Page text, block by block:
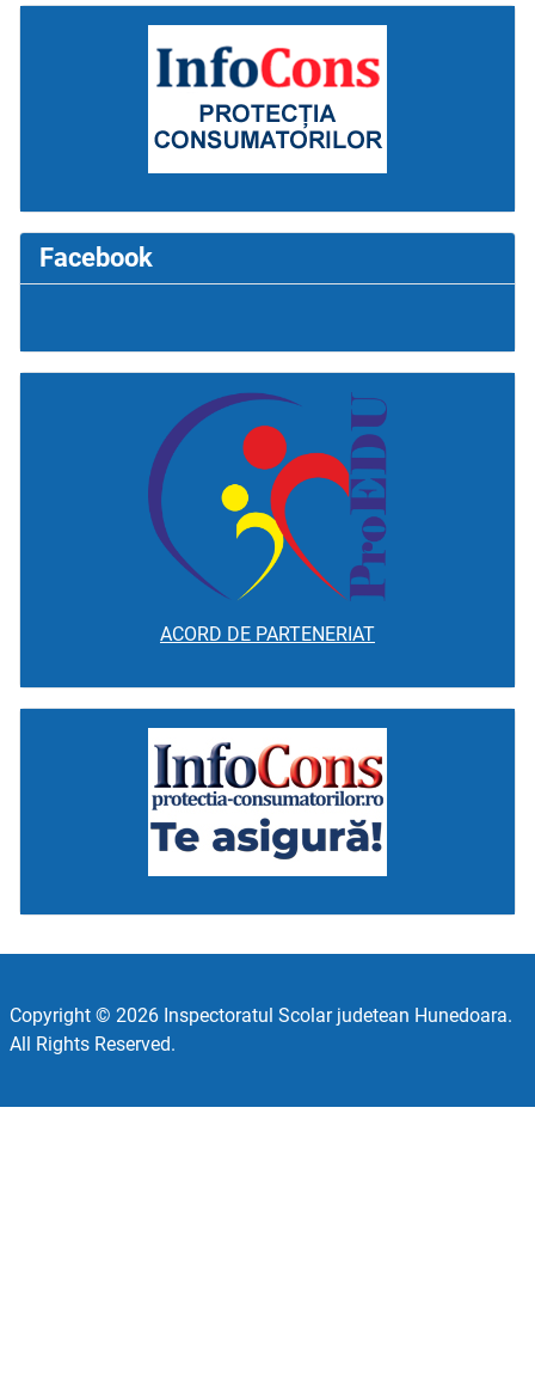
Facebook
ACORD DE PARTENERIAT
Copyright © 2026 Inspectoratul Scolar judetean Hunedoara.
All Rights Reserved.